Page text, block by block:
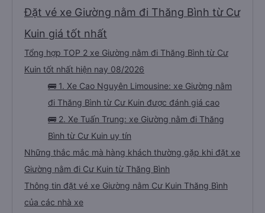
Đặt vé xe Giường nằm đi Thăng Bình từ Cư
Kuin giá tốt nhất
Tổng hợp TOP 2 xe Giường nằm đi Thăng Bình từ Cư
Kuin tốt nhất hiện nay 08/2026
🚌 1. Xe Cao Nguyên Limousine: xe Giường nằm
đi Thăng Bình từ Cư Kuin được đánh giá cao
🚌 2. Xe Tuấn Trung: xe Giường nằm đi Thăng
Bình từ Cư Kuin uy tín
Những thắc mắc mà hàng khách thường gặp khi đặt xe
Giường nằm đi Cư Kuin từ Thăng Bình
Thông tin đặt vé xe Giường nằm Cư Kuin Thăng Bình
của các nhà xe